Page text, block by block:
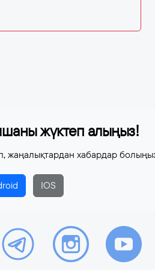
жүктеп алыңыз!
жаңалықтардан хабардар
IOS